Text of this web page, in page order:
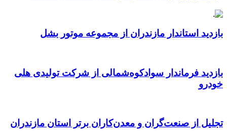
بازدید استاندار مازندران از مجموعه موتور بشل
بازدید فرماندار سوادکوه‌شمالی از شرکت تولیدی هلی
خودرو
تجلیل از صنعت‌گران و معدن‌کاران برتر استان مازندران